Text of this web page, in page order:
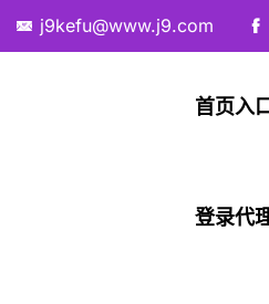
j9kefu@www.j9.com
首页入
登录代